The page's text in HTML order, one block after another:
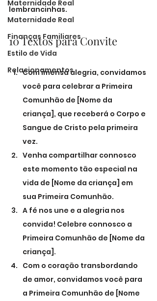
Maternidade Real
Maternidade Real
Finanças Familiares
Estilo de Vida
Relacionamentos
lembrancinhas.
10 Textos para Convite
Com imensa alegria, convidamos
você para celebrar a Primeira
Comunhão de [Nome da
criança], que receberá o Corpo e
Sangue de Cristo pela primeira
vez.
Venha compartilhar connosco
este momento tão especial na
vida de [Nome da criança] em
sua Primeira Comunhão.
A fé nos une e a alegria nos
convida! Celebre connosco a
Primeira Comunhão de [Nome da
criança].
Com o coração transbordando
de amor, convidamos você para
a Primeira Comunhão de [Nome